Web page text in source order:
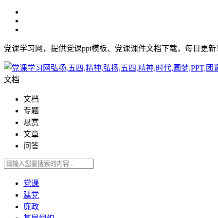
党课学习网，提供党课ppt模板、党课课件文档下载，每日更新
文档
文档
专题
悬赏
文章
问答
党课
建党
廉政